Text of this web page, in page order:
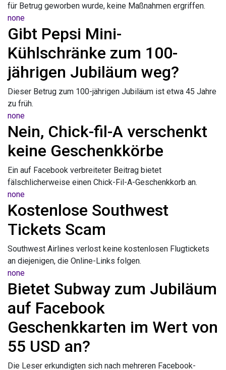
für Betrug geworben wurde, keine Maßnahmen ergriffen.
none
Gibt Pepsi Mini-
Kühlschränke zum 100-
jährigen Jubiläum weg?
Dieser Betrug zum 100-jährigen Jubiläum ist etwa 45 Jahre
zu früh.
none
Nein, Chick-fil-A verschenkt
keine Geschenkkörbe
Ein auf Facebook verbreiteter Beitrag bietet
fälschlicherweise einen Chick-Fil-A-Geschenkkorb an.
none
Kostenlose Southwest
Tickets Scam
Southwest Airlines verlost keine kostenlosen Flugtickets
an diejenigen, die Online-Links folgen.
none
Bietet Subway zum Jubiläum
auf Facebook
Geschenkkarten im Wert von
55 USD an?
Die Leser erkundigten sich nach mehreren Facebook-